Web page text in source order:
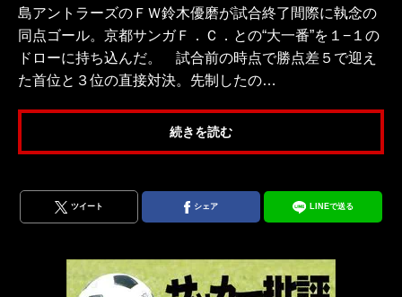
島アントラーズのＦＷ鈴木優磨が試合終了間際に執念の
同点ゴール。京都サンガＦ．Ｃ．との“大一番”を１−１の
ドローに持ち込んだ。 試合前の時点で勝点差５で迎え
た首位と３位の直接対決。先制したの…
続きを読む
ツイート シェア LINEで送る